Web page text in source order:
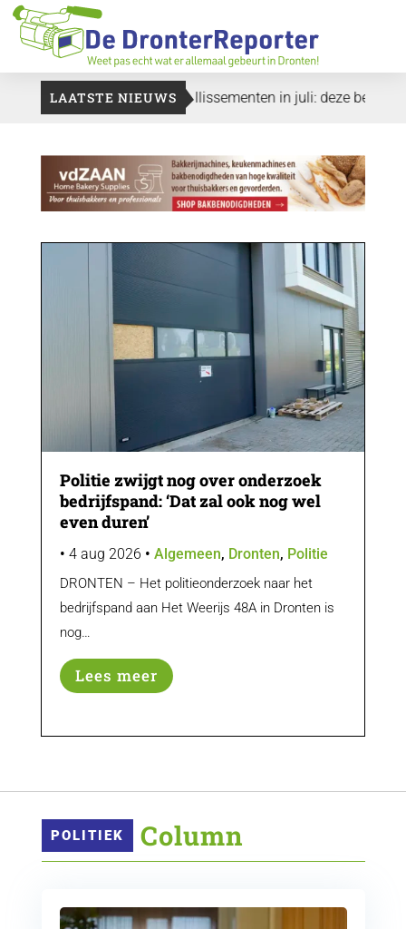
LAATSTE NIEUWS
Vier faillissementen in juli: deze bedrijven in Dronten gingen
Politie zwijgt nog over onderzoek
bedrijfspand: ‘Dat zal ook nog wel
even duren’
• 4 aug 2026 • Algemeen, Dronten, Politie
DRONTEN – Het politieonderzoek naar het
bedrijfspand aan Het Weerijs 48A in Dronten is
nog…
Lees meer
POLITIEK Column